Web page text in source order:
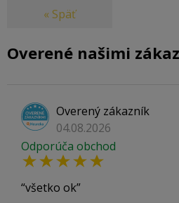
« Späť
Overené našimi
Overený zákazník
04.08.2026
Odporúča obchod
všetko ok